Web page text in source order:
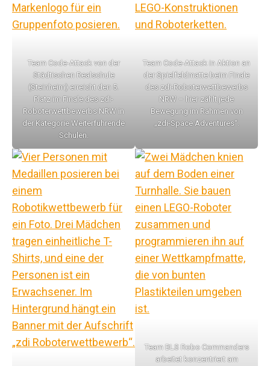
Team Code-Attack von der
Städtischen Realschule
(Steinheim) erreicht den 5.
Platz im Finale des zdi-
Roboterwettbewerbs NRW in
der Kategorie Weiterführende
Schulen.
Team Code-Attack in Aktion an
der Spielfeldmatte beim Finale
des zdi-Roboterwettbewerbs
NRW – hier zählt jede
Bewegung im Rahmen von
„zdi-Space Adventures“.
Team BLS Robo Commanders
arbeitet konzentriert am